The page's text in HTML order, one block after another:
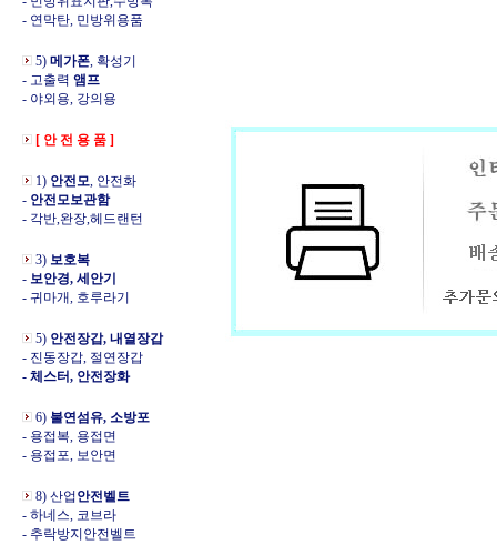
- 연막탄, 민방위용품
5) 메가폰, 확성기
- 고출력 앰프
- 야외용, 강의용
[ 안 전 용 품 ]
1) 안전모, 안전화
- 안전모보관함
- 각반,완장,헤드랜턴
3) 보호복
- 보안경, 세안기
- 귀마개, 호루라기
5) 안전장갑, 내열장갑
- 진동장갑, 절연장갑
- 체스터, 안전장화
6) 불연섬유, 소방포
- 용접복, 용접면
- 용접포, 보안면
8) 산업 안전벨트
- 하네스, 코브라
- 추락방지안전벨트